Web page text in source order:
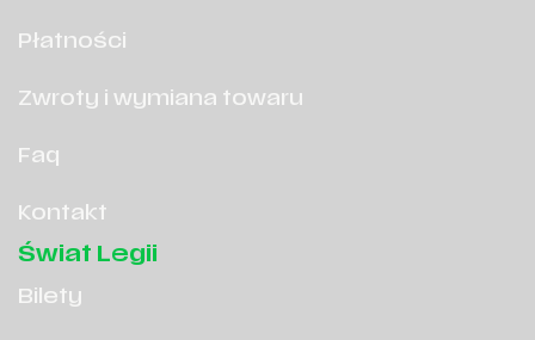
Płatności
Zwroty i wymiana towaru
Faq
Kontakt
Świat Legii
Bilety